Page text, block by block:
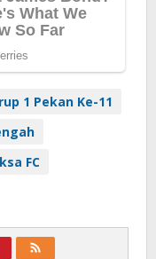
1 Pekan Ke-11
FC